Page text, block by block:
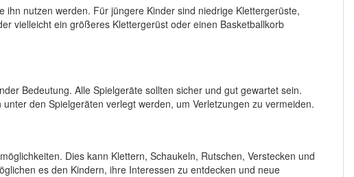
nutzen werden. Für jüngere Kinder sind niedrige Klettergerüste,
vielleicht ein größeres Klettergerüst oder einen Basketballkorb
Bedeutung. Alle Spielgeräte sollten sicher und gut gewartet sein.
den Spielgeräten verlegt werden, um Verletzungen zu vermeiden.
Dies kann Klettern, Schaukeln, Rutschen, Verstecken und
es den Kindern, ihre Interessen zu entdecken und neue